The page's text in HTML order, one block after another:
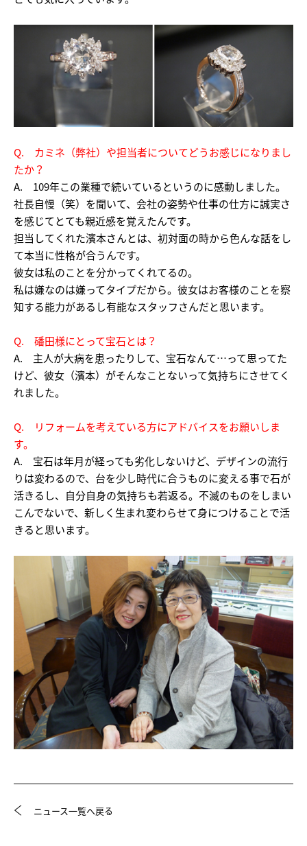
Q. カミネ（弊社）や担当者についてどうお感じになりまし
たか？
A. 109年この業種で続いているというのに感動しました。
社長自慢（笑）を聞いて、会社の姿勢や仕事の仕方に誠実さ
を感じてとても親近感を覚えたんです。
担当してくれた濱本さんとは、初対面の時から色んな話をし
て本当に性格が合うんです。
彼女は私のことを分かってくれてるの。
私は嫌なのは嫌ってタイプだから。彼女はお客様のことを察
知する能力があるし有能なスタッフさんだと思います。
Q. 磻田様にとって宝石とは？
A. 主人が大病を患ったりして、宝石なんて…って思ってた
けど、彼女（濱本）がそんなことないって気持ちにさせてく
れました。
Q. リフォームを考えている方にアドバイスをお願いしま
す。
A. 宝石は年月が経っても劣化しないけど、デザインの流行
りは変わるので、台を少し時代に合うものに変える事で石が
活きるし、自分自身の気持ちも若返る。不滅のものをしまい
こんでないで、新しく生まれ変わらせて身につけることで活
きると思います。
ニュース一覧へ戻る